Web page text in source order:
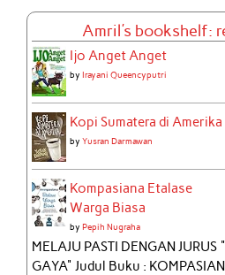
Amril's bookshelf:
Ijo Anget Anget
byIrayani Queencyputri
Kopi Sumatera di Amerika
byYusran Darmawan
Kompasiana Etalase
Warga Biasa
byPepih Nugraha
MELAJU PASTI DENGAN JURUS
GAYA" Judul Buku :